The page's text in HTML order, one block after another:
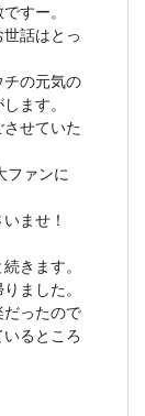
すー。
話はとっ
の元気の
ます。
せていた
ファンに
ませ！
きます。
ました。
ったので
るところ